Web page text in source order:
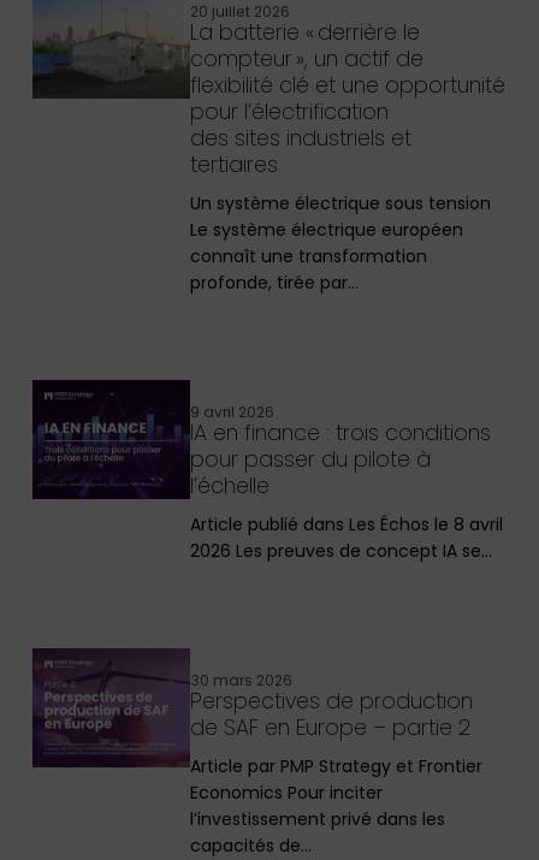
20 juillet 2026
La batterie « derrière le
compteur », un actif de
flexibilité clé et une opportunité
pour l’électrification
des sites industriels et
tertiaires
Un système électrique sous tension
Le système électrique européen
connaît une transformation
profonde, tirée par…
9 avril 2026
IA en finance : trois conditions
pour passer du pilote à
l’échelle
Article publié dans Les Échos le 8 avril
2026 Les preuves de concept IA se…
30 mars 2026
Perspectives de production
de SAF en Europe – partie 2
Article par PMP Strategy et Frontier
Economics Pour inciter
l’investissement privé dans les
capacités de…